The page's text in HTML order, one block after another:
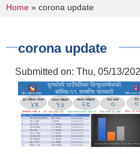
You are here
Home » corona update
corona update
Submitted on: Thu, 05/13/